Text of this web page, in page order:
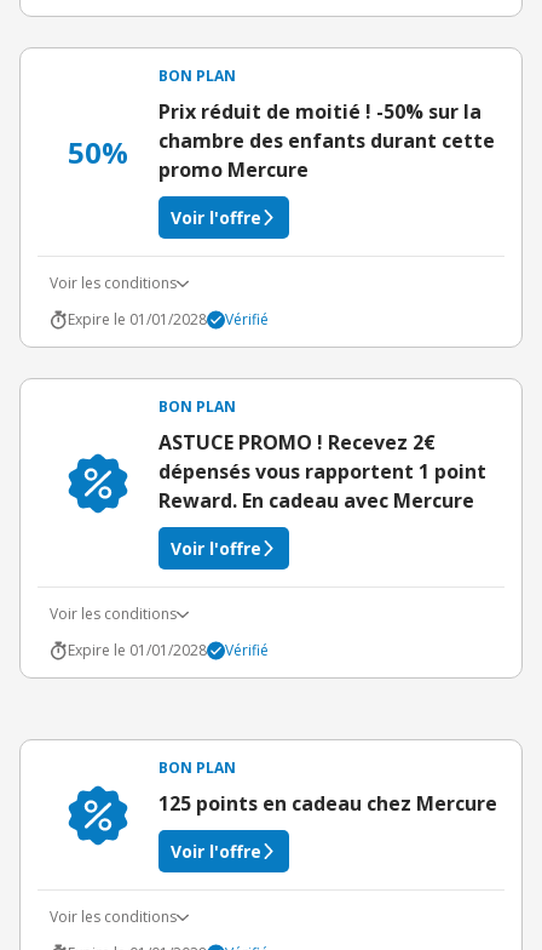
50%
BON PLAN
Prix réduit de moitié ! -50% sur la
chambre des enfants durant cette
promo Mercure
Voir l'offre
Voir les conditions
Expire le 01/01/2028
Vérifié
BON PLAN
ASTUCE PROMO ! Recevez 2€
dépensés vous rapportent 1 point
Reward. En cadeau avec Mercure
Voir l'offre
Voir les conditions
Expire le 01/01/2028
Vérifié
BON PLAN
125 points en cadeau chez Mercure
Voir l'offre
Voir les conditions